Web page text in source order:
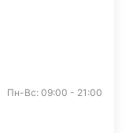
Пн-Вс: 09:00 - 21:00